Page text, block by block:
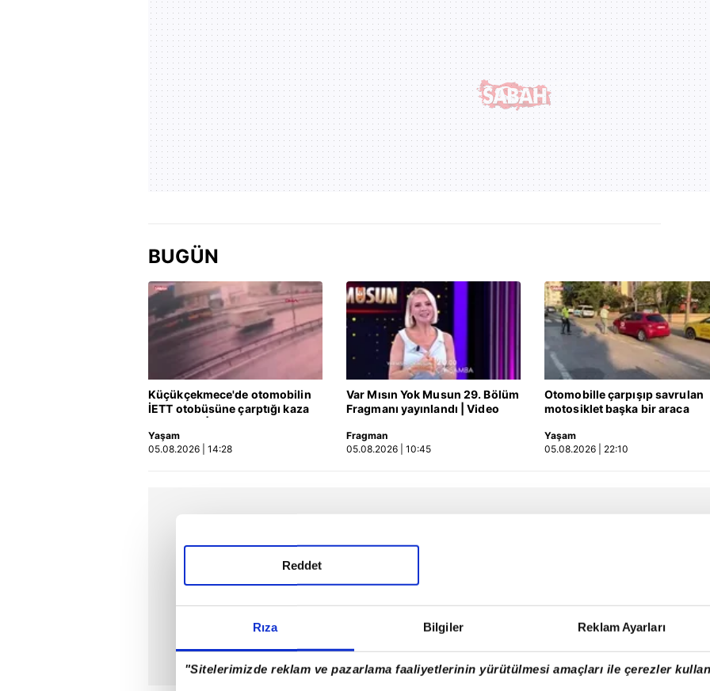
Rıza Bilgiler Reklam Ayarları
"Sitelerimizde reklam ve pazarlama faaliyetlerinin yürütülmesi amaçları ile çerezler
Reddet
BUGÜN
Küçükçekmece'de otomobilin
İETT otobüsüne çarptığı kaza
Yaşam
05.08.2026 | 14:28
Var Mısın Yok Musun 29. Bölüm
Fragmanı yayınlandı | Video
Fragman
05.08.2026 | 10:45
Otomobille çarpışıp savrulan
motosiklet başka bir araca
Yaşam
05.08.2026 | 22:10